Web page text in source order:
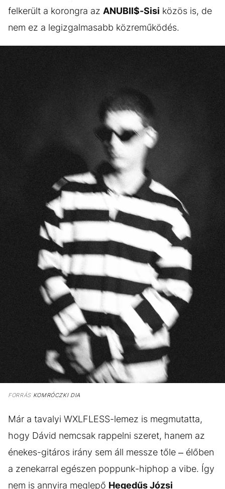
felkerült a korongra az ANUBII$-Sisi közös is, de
nem ez a legizgalmasabb közreműködés.
FORRÁSKOMRÓCZKI DIA
Már a tavalyi WXLFLESS-lemez is megmutatta,
hogy Dávid nemcsak rappelni szeret, hanem az
énekes-gitáros irány sem áll messze tőle – élőben
a zenekarral egészen poppunk-hiphop a vibe. Így
nem is annyira meglepő Hegedűs Józsi